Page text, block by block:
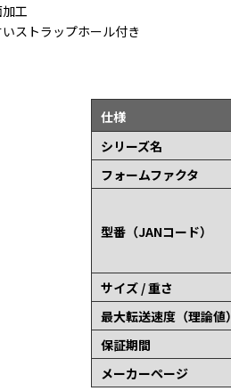
工
ストラップホール付き
仕様
シリーズ名
フォームファクタ
型番（JANコード）
サイズ / 重さ
最大転送速度（理論値）
保証期間
メーカーページ